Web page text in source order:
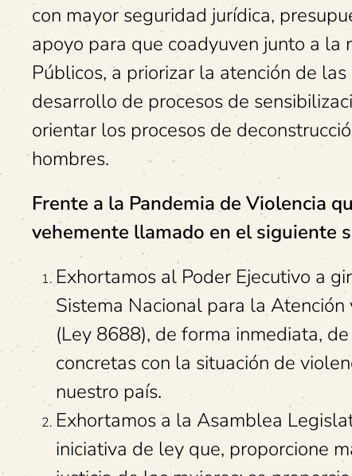
con mayor seguridad jurídica,
apoyo para que coadyuven junto a
Públicos, a priorizar la atención de
desarrollo de procesos de
orientar los procesos de
hombres.
Frente a la Pandemia de Violencia
vehemente llamado en el siguiente
Exhortamos al Poder Ejecutivo a
Sistema Nacional para la
(Ley 8688), de forma inmediata,
concretas con la situación de
nuestro país.
Exhortamos a la Asamblea
iniciativa de ley que, proporcione